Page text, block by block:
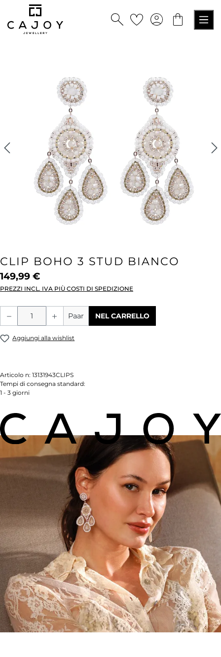
principale
CLIP BOHO 3 STUD BIANCO
149,99 €
PREZZI INCL. IVA PIÙ COSTI DI SPEDIZIONE
Quantità del prodotto: inserisci la
Paar NEL CARRELLO
Aggiungi alla wishlist
Articolo n: 13131943CLIPS
Tempi di consegna standard:
1 - 3 giorni